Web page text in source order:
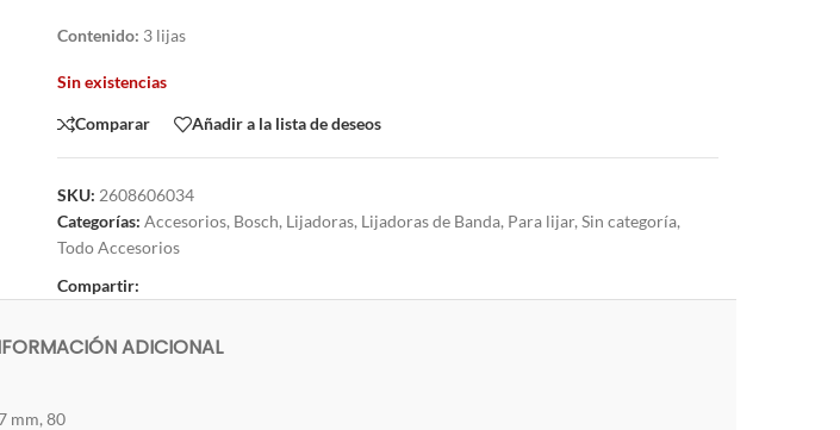
Contenido: 3 lijas
Sin existencias
Comparar Añadir a la lista de deseos
SKU: 2608606034
Categorías: Accesorios, Bosch, Lijadoras, Lijadoras de Banda, Para lijar, Sin categoría,
Todo Accesorios
Compartir:
ADICIONAL
mm, 80